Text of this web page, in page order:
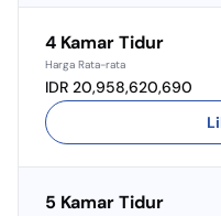
4 Kamar Tidur
Harga Rata-rata
IDR 20,958,620,690
5 Kamar Tidur